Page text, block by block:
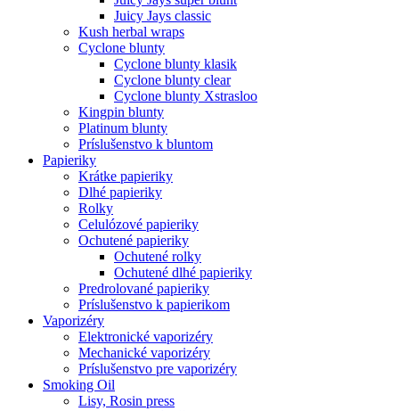
Juicy Jays classic
Kush herbal wraps
Cyclone blunty
Cyclone blunty klasik
Cyclone blunty clear
Cyclone blunty Xstrasloo
Kingpin blunty
Platinum blunty
Príslušenstvo k bluntom
Papieriky
Krátke papieriky
Dlhé papieriky
Rolky
Celulózové papieriky
Ochutené papieriky
Ochutené rolky
Ochutené dlhé papieriky
Predrolované papieriky
Príslušenstvo k papierikom
Vaporizéry
Elektronické vaporizéry
Mechanické vaporizéry
Príslušenstvo pre vaporizéry
Smoking Oil
Lisy, Rosin press